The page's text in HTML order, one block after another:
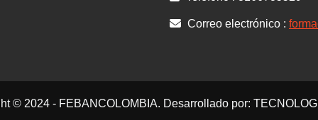
Correo electrónico :
© 2024 - FEBANCOLOMBIA. Desarrollado por: